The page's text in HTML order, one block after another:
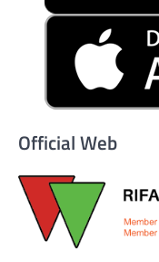
Official Web